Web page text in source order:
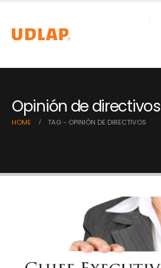
Opinión de directivos
HOME TAG - OPINIÓN DE DIRECTIVOS